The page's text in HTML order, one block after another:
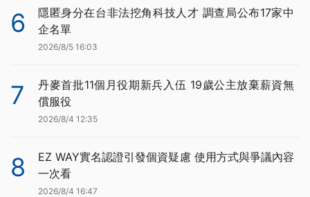
6
隱匿身分在台非法挖角科技人才 調查局公布17家中
企名單
2026/8/5 16:03
7
丹麥首批11個月役期新兵入伍 19歲公主放棄薪資無
償服役
2026/8/4 12:35
8
EZ WAY實名認證引發個資疑慮 使用方式與爭議內容
一次看
2026/8/4 16:47